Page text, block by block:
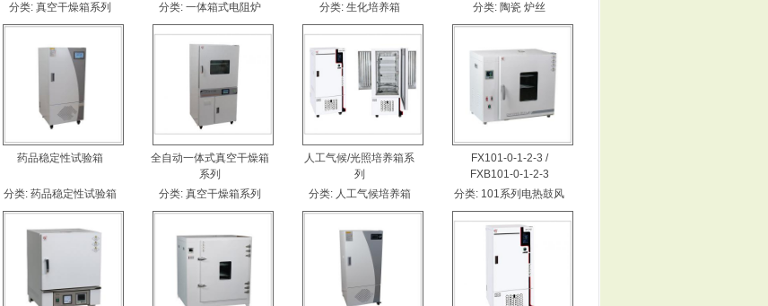
分类: 真空干燥箱系列 分类: 一体箱式电阻炉 分类: 生化培养箱 分类: 陶瓷 炉丝
药品稳定性试验箱
分类: 药品稳定性试验箱
全自动一体式真空干燥箱
系列
分类: 真空干燥箱系列
人工气候/光照培养箱系
列
分类: 人工气候培养箱
FX101-0-1-2-3 /
FXB101-0-1-2-3
分类: 101系列电热鼓风
干燥箱